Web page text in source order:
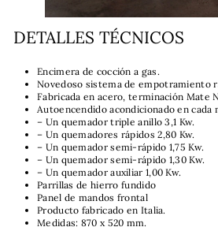
DETALLES TÉCNICOS
Encimera de cocción a gas.
Novedoso sistema de empotramiento
Fabricada en acero, terminación Mate
Autoencendido acondicionado en cada
– Un quemador triple anillo 3,1 Kw.
– Un quemadores rápidos 2,80 Kw.
– Un quemador semi-rápido 1,75 Kw.
– Un quemador semi-rápido 1,30 Kw.
– Un quemador auxiliar 1,00 Kw.
Parrillas de hierro fundido
Panel de mandos frontal
Producto fabricado en Italia.
Medidas: 870 x 520 mm.